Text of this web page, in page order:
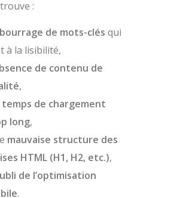
:
bourrage de mots-clés qui
à la lisibilité,
de contenu de
,
temps de chargement
long,
mauvaise structure des
HTML (H1, H2, etc.),
de l’optimisation
.